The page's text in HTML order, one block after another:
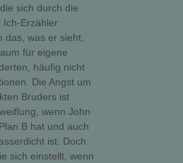
sich durch die
Ich-Erzähler
das, was er sieht,
für eigene
häufig nicht
Die Angst um
Bruders ist
wenn John
B hat und auch
ist. Doch
sich einstellt, wenn